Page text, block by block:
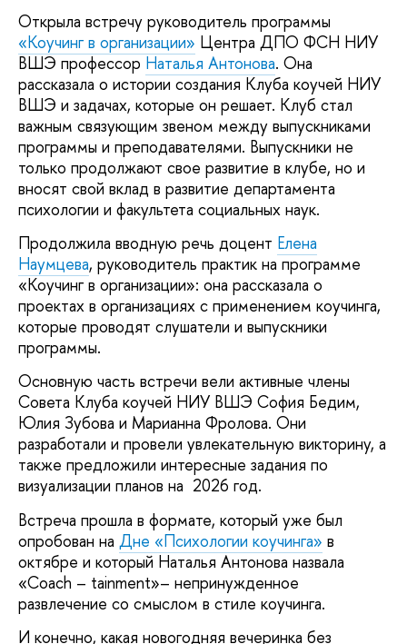
Открыла встречу руководитель программы
«Коучинг в организации» Центра ДПО ФСН НИУ
ВШЭ профессор Наталья Антонова. Она
рассказала о истории создания Клуба коучей НИУ
ВШЭ и задачах, которые он решает. Клуб стал
важным связующим звеном между выпускниками
программы и преподавателями. Выпускники не
только продолжают свое развитие в клубе, но и
вносят свой вклад в развитие департамента
психологии и факультета социальных наук.
Продолжила вводную речь доцент Елена
Наумцева, руководитель практик на программе
«Коучинг в организации»: она рассказала о
проектах в организациях с применением коучинга,
которые проводят слушатели и выпускники
программы.
Основную часть встречи вели активные члены
Совета Клуба коучей НИУ ВШЭ София Бедим,
Юлия Зубова и Марианна Фролова. Они
разработали и провели увлекательную викторину, а
также предложили интересные задания по
визуализации планов на 2026 год.
Встреча прошла в формате, который уже был
опробован на Дне «Психологии коучинга» в
октябре и который Наталья Антонова назвала
«Coach – tainment»– непринужденное
развлечение со смыслом в стиле коучинга.
И конечно, какая новогодняя вечеринка без